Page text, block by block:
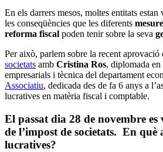
En els darrers mesos, moltes entitats
les conseqüències que les diferents
reforma fiscal poden tenir sobre la seva
Per això, parlem sobre la recent aprovació
societats amb Cristina Ros, diplomada
empresarials i tècnica del departament
Associatiu, dedicada des de fa 6 anys a
lucratives en matèria fiscal i comptable.
El passat dia 28 de novembre
de l’impost de societats. En què
lucratives?